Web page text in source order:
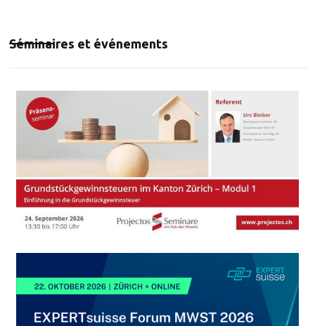
Séminaires et événements